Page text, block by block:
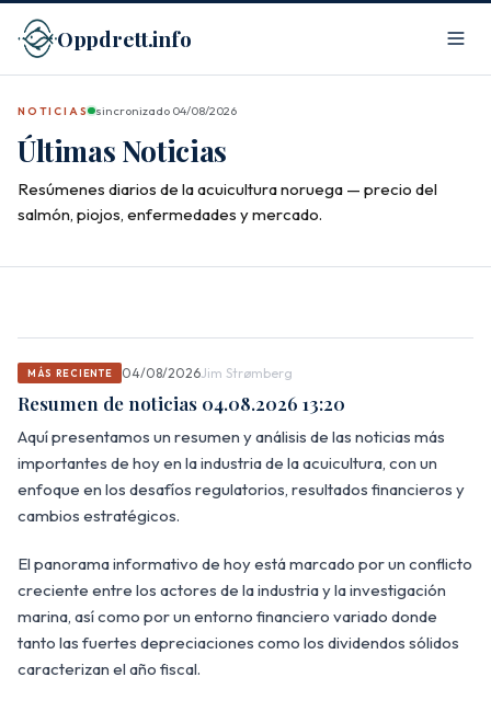
Oppdrett.info
NOTICIAS sincronizado 04/08/2026
Últimas Noticias
Resúmenes diarios de la acuicultura noruega — precio del
salmón, piojos, enfermedades y mercado.
MÁS RECIENTE 04/08/2026Jim Strømberg
Resumen de noticias 04.08.2026 13:20
Aquí presentamos un resumen y análisis de las noticias más
importantes de hoy en la industria de la acuicultura, con un
enfoque en los desafíos regulatorios, resultados financieros y
cambios estratégicos.
El panorama informativo de hoy está marcado por un conflicto
creciente entre los actores de la industria y la investigación
marina, así como por un entorno financiero variado donde
tanto las fuertes depreciaciones como los dividendos sólidos
caracterizan el año fiscal.